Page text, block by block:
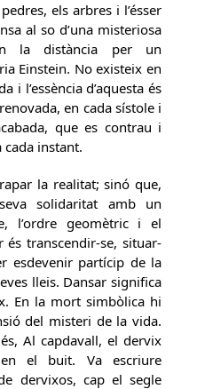
els arbres i l’ésser
al so d’una misteriosa
la distància per un
Einstein. No existeix en
i l’essència d’aquesta és
en cada sístole i
que es contrau i
cada instant.
la realitat; sinó que,
solidaritat amb un
l’ordre geomètric i el
transcendir-se, situar-
esdevenir partícip de la
lleis. Dansar significa
En la mort simbòlica hi
del misteri de la vida.
Al capdavall, el dervix
el buit. Va escriure
dervixos, cap el segle